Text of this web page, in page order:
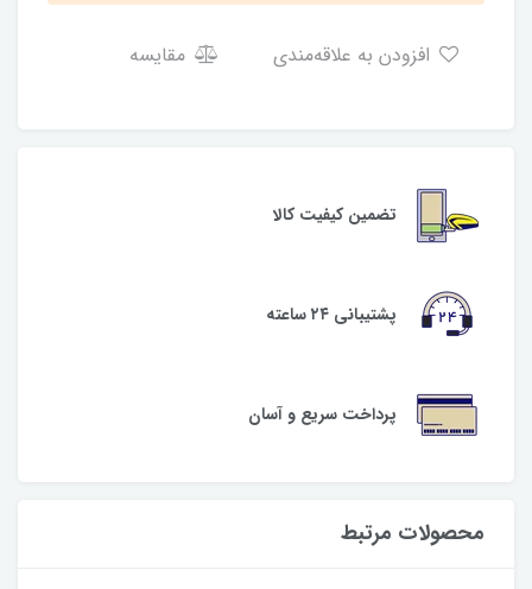
مقایسه
تضمین کیفیت کالا
پشتیبانی ۲۴ ساعته
پرداخت سریع و آسان
محصولات مرتبط